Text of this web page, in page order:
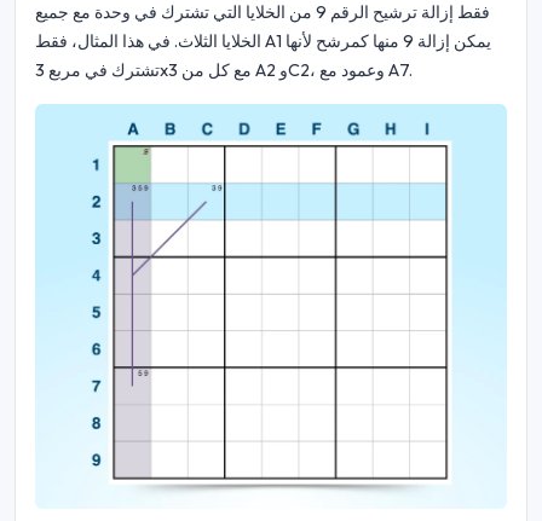
فقط إزالة ترشيح الرقم 9 من الخلايا التي تشترك في وحدة مع جميع
الخلايا الثلاث. في هذا المثال، فقط A1 يمكن إزالة 9 منها كمرشح لأنها
تشترك في مربع 3x3 مع كل من A2 وC2، وعمود مع A7.